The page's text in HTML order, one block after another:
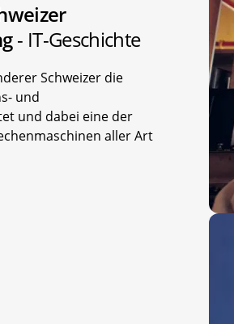
- IT-Geschichte
Schweizer die
und
und dabei eine der
aller Art